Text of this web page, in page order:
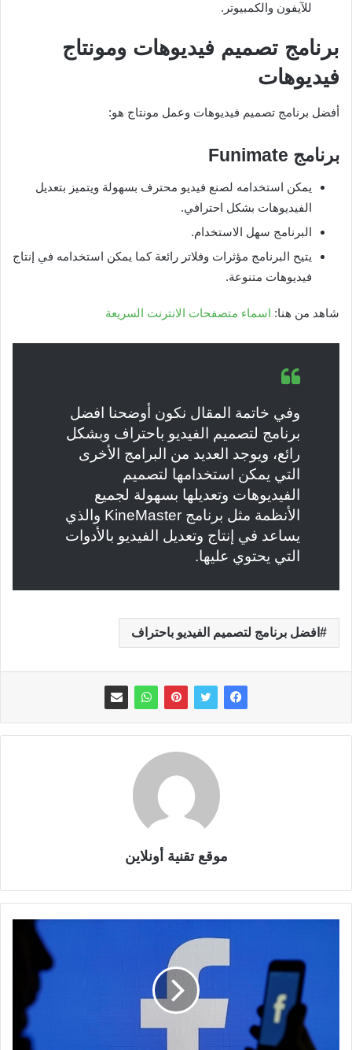
للآيفون والكمبيوتر.
برنامج تصميم فيديوهات ومونتاج
فيديوهات
أفضل برنامج تصميم فيديوهات وعمل مونتاج هو:
برنامج Funimate
يمكن استخدامه لصنع فيديو محترف بسهولة ويتميز بتعديل
الفيديوهات بشكل احترافي.
البرنامج سهل الاستخدام.
يتيح البرنامج مؤثرات وفلاتر رائعة كما يمكن استخدامه في إنتاج
فيديوهات متنوعة.
شاهد من هنا: اسماء متصفحات الانترنت السريعة
وفي خاتمة المقال نكون أوضحنا افضل
برنامج لتصميم الفيديو باحتراف وبشكل
رائع، ويوجد العديد من البرامج الأخرى
التي يمكن استخدامها لتصميم
الفيديوهات وتعديلها بسهولة لجميع
الأنظمة مثل برنامج KineMaster والذي
يساعد في إنتاج وتعديل الفيديو بالأدوات
التي يحتوي عليها.
افضل برنامج لتصميم الفيديو باحتراف
موقع تقنية أونلاين